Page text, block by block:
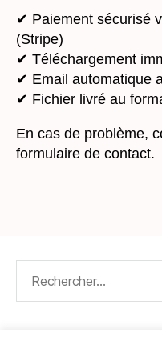
✔ Paiement sécurisé
(Stripe)
✔ Téléchargement
✔ Email automatique
✔ Fichier livré au
En cas de problème,
formulaire de contact.